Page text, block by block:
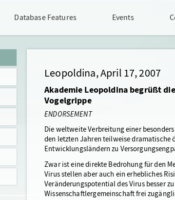
Leopoldina, April 17, 2007
Akademie Leopoldina begrüßt
Vogelgrippe
ENDORSEMENT
Die weltweite Verbreitung einer
den letzten Jahren teilweise dramatische
Entwicklungsländern zu
Zwar ist eine direkte Bedrohung für den
Virus stellen aber auch ein erhebliches
Veränderungspotential des Virus besser
Wissenschaftlergemeinschaft frei
Database Features Events